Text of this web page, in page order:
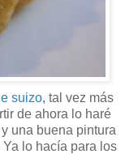
suizo, tal vez más
de ahora lo haré
una buena pintura
lo hacía para los